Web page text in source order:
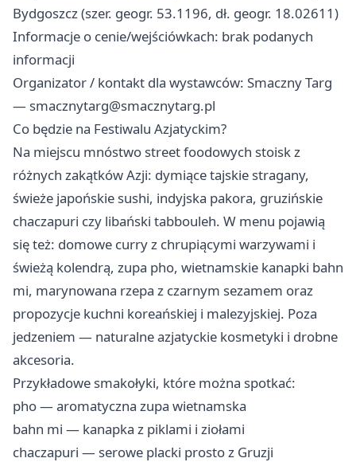
Bydgoszcz (szer. geogr. 53.1196, dł. geogr. 18.02611)
Informacje o cenie/wejściówkach: brak podanych
informacji
Organizator / kontakt dla wystawców: Smaczny Targ
— smacznytarg@smacznytarg.pl
Co będzie na Festiwalu Azjatyckim?
Na miejscu mnóstwo street foodowych stoisk z
różnych zakątków Azji: dymiące tajskie stragany,
świeże japońskie sushi, indyjska pakora, gruzińskie
chaczapuri czy libański tabbouleh. W menu pojawią
się też: domowe curry z chrupiącymi warzywami i
świeżą kolendrą, zupa pho, wietnamskie kanapki bahn
mi, marynowana rzepa z czarnym sezamem oraz
propozycje kuchni koreańskiej i malezyjskiej. Poza
jedzeniem — naturalne azjatyckie kosmetyki i drobne
akcesoria.
Przykładowe smakołyki, które można spotkać:
pho — aromatyczna zupa wietnamska
bahn mi — kanapka z piklami i ziołami
chaczapuri — serowe placki prosto z Gruzji